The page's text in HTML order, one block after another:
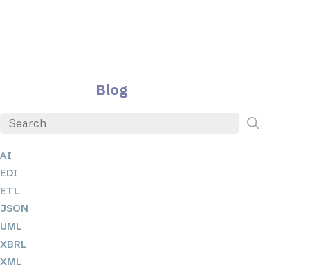
Blog
AI
EDI
ETL
JSON
UML
XBRL
XML